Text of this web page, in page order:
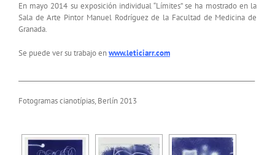
En mayo 2014 su exposición individual “Límites” se ha mostrado en la
Sala de Arte Pintor Manuel Rodríguez de la Facultad de Medicina de
Granada.
Se puede ver su trabajo enwww.leticiarr.com
Fotogramas cianotípias, Berlín 2013